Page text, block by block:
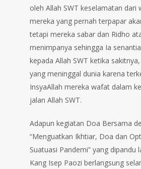
oleh Allah SWT keselamatan dari
mereka yang pernah terpapar
tetapi mereka sabar dan Ridho
menimpanya sehingga Ia
kepada Allah SWT ketika
yang meninggal dunia karena
InsyaAllah mereka wafat dalam
jalan Allah SWT.
Adapun kegiatan Doa Bersama
“Menguatkan Ikhtiar, Doa dan
Suatuasi Pandemi” yang dipandu
Kang Isep Paozi berlangsung